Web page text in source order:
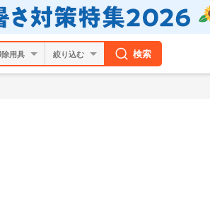
絞り込む 検索